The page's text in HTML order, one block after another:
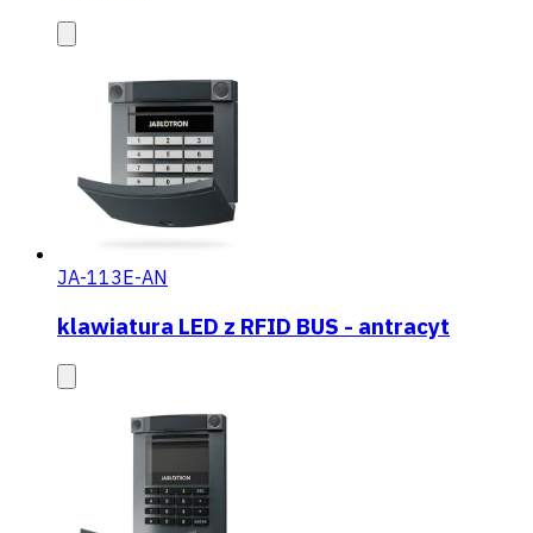
JA-113E-AN
klawiatura LED z RFID BUS - antracyt